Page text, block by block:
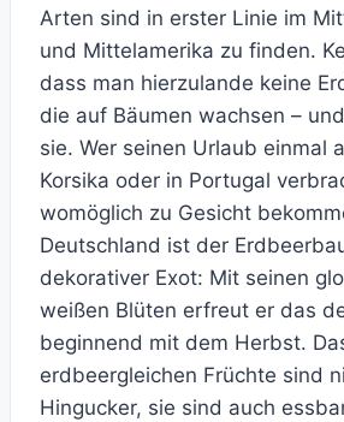
Arten sind in erster Linie im
und Mittelamerika zu finden.
dass man hierzulande keine
die auf Bäumen wachsen –
sie. Wer seinen Urlaub einmal
Korsika oder in Portugal
womöglich zu Gesicht
Deutschland ist der
dekorativer Exot: Mit seinen
weißen Blüten erfreut er das
beginnend mit dem Herbst.
erdbeergleichen Früchte sind
Hingucker, sie sind auch